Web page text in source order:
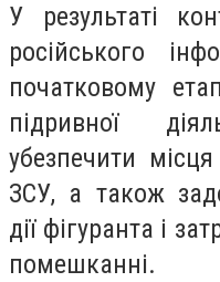
У результаті
російського
початковому
підривної
убезпечити місця
ЗСУ, а також
дії фігуранта і
помешканні.